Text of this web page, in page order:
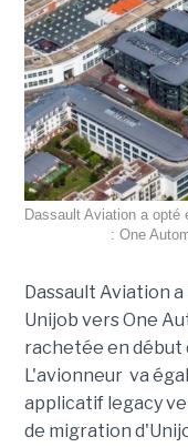
Dassault Aviation a opté
: One
Dassault Aviation
Unijob vers One
rachetée en début
L'avionneur va
applicatif legacy
de migration